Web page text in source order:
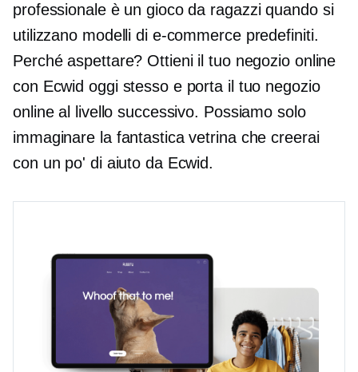
professionale è un gioco da ragazzi quando si
utilizzano modelli di e-commerce predefiniti.
Perché aspettare? Ottieni il tuo negozio online
con Ecwid oggi stesso e porta il tuo negozio
online al livello successivo. Possiamo solo
immaginare la fantastica vetrina che creerai
con un po' di aiuto da Ecwid.